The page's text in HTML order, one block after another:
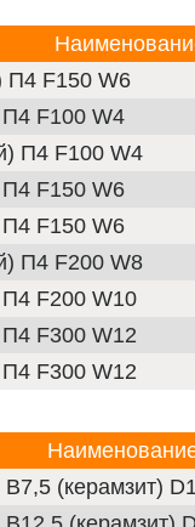
П4 F150 W6
F100 W4
П4 F100 W4
F150 W6
F150 W6
П4 F200 W8
F200 W10
F300 W12
F300 W12
(керамзит)